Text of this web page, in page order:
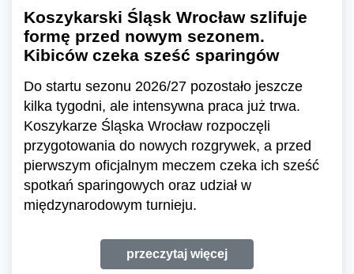
Koszykarski Śląsk Wrocław szlifuje
formę przed nowym sezonem.
Kibiców czeka sześć sparingów
Do startu sezonu 2026/27 pozostało jeszcze
kilka tygodni, ale intensywna praca już trwa.
Koszykarze Śląska Wrocław rozpoczęli
przygotowania do nowych rozgrywek, a przed
pierwszym oficjalnym meczem czeka ich sześć
spotkań sparingowych oraz udział w
międzynarodowym turnieju.
przeczytaj więcej